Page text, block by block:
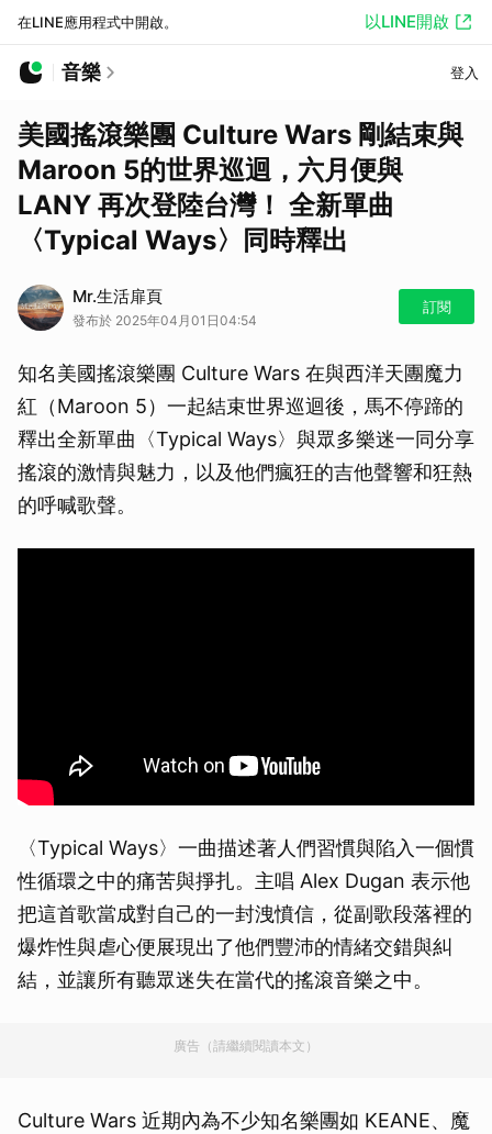
在LINE應用程式中開啟。 以LINE開啟
音樂 登入
美國搖滾樂團 Culture Wars 剛結束與
Maroon 5的世界巡迴，六月便與
LANY 再次登陸台灣！ 全新單曲
〈Typical Ways〉同時釋出
Mr.生活扉頁
發布於 2025年04月01日04:54
訂閱
知名美國搖滾樂團 Culture Wars 在與西洋天團魔力
紅（Maroon 5）一起結束世界巡迴後，馬不停蹄的
釋出全新單曲〈Typical Ways〉與眾多樂迷一同分享
搖滾的激情與魅力，以及他們瘋狂的吉他聲響和狂熱
的呼喊歌聲。
〈Typical Ways〉一曲描述著人們習慣與陷入一個慣
性循環之中的痛苦與掙扎。主唱 Alex Dugan 表示他
把這首歌當成對自己的一封洩憤信，從副歌段落裡的
爆炸性與虐心便展現出了他們豐沛的情緒交錯與糾
結，並讓所有聽眾迷失在當代的搖滾音樂之中。
廣告（請繼續閱讀本文）
Culture Wars 近期內為不少知名樂團如 KEANE、魔